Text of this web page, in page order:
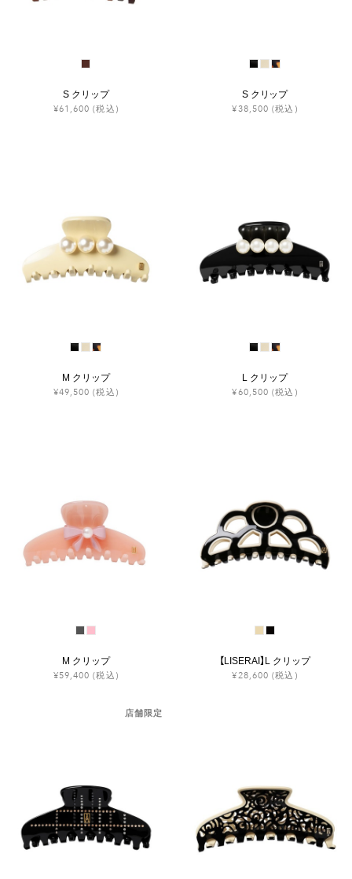
S クリップ
¥61,600 (税込)
S クリップ
¥38,500 (税込)
M クリップ
¥49,500 (税込)
L クリップ
¥60,500 (税込)
M クリップ
¥59,400 (税込)
【LISERAI】L クリップ
¥28,600 (税込)
店舗限定